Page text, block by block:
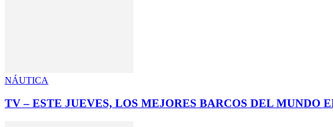
NÁUTICA
TV – ESTE JUEVES, LOS MEJORES BARCOS DEL MUNDO